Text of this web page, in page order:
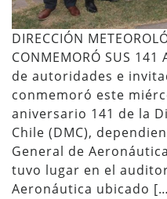
DIRECCIÓN
CONMEMORÓ SUS
de autoridades e
conmemoró este
aniversario 141 de la
Chile (DMC),
General de
tuvo lugar en el
Aeronáutica ubicado